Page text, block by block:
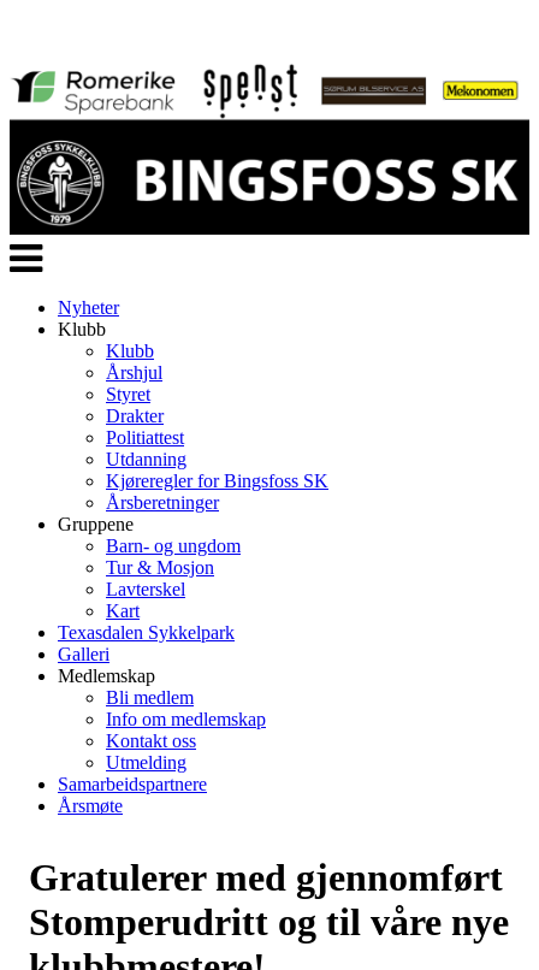
Veksle
navigasjon
Nyheter
Klubb
Klubb
Årshjul
Styret
Drakter
Politiattest
Utdanning
Kjøreregler for Bingsfoss SK
Årsberetninger
Gruppene
Barn- og ungdom
Tur & Mosjon
Lavterskel
Kart
Texasdalen Sykkelpark
Galleri
Medlemskap
Bli medlem
Info om medlemskap
Kontakt oss
Utmelding
Samarbeidspartnere
Årsmøte
Gratulerer med gjennomført
Stomperudritt og til våre nye